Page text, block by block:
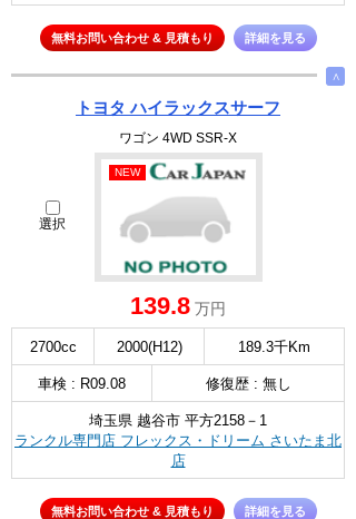
無料お問い合わせ & 見積もり 詳細を見る
∧
トヨタ ハイラックスサーフ
ワゴン 4WD SSR-X
選択
NEW
139.8 万円
2700cc 2000(H12) 189.3千Km
車検 : R09.08 修復歴 : 無し
埼玉県 越谷市 平方2158－1
ランクル専門店 フレックス・ドリーム さいたま北
店
無料お問い合わせ & 見積もり 詳細を見る